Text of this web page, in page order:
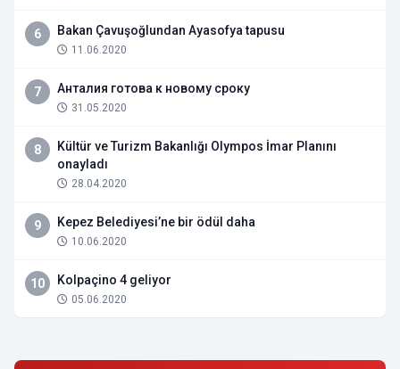
6 Bakan Çavuşoğlundan Ayasofya tapusu
11.06.2020
7 Анталия готова к новому сроку
31.05.2020
8
Kültür ve Turizm Bakanlığı Olympos İmar Planını
onayladı
28.04.2020
9 Kepez Belediyesi’ne bir ödül daha
10.06.2020
10 Kolpaçino 4 geliyor
05.06.2020